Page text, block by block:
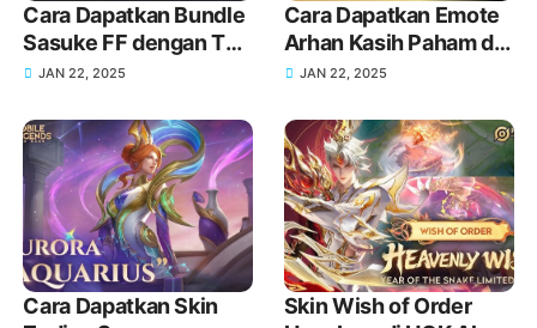
Cara Dapatkan Bundle
Sasuke FF dengan Top
Up di KIOSGAMER
JAN 22, 2025
Cara Dapatkan Emote
Arhan Kasih Paham di
MLBB Terbaru
JAN 22, 2025
Cara Dapatkan Skin
Skin Wish of Order